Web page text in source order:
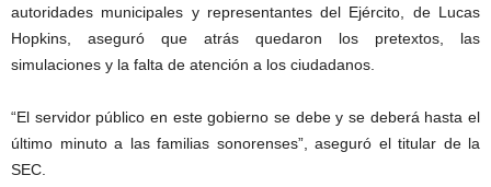
autoridades municipales y representantes del Ejército, de Lucas
Hopkins, aseguró que atrás quedaron los pretextos, las
simulaciones y la falta de atención a los ciudadanos.
“El servidor público en este gobierno se debe y se deberá hasta el
último minuto a las familias sonorenses”, aseguró el titular de la
SEC.